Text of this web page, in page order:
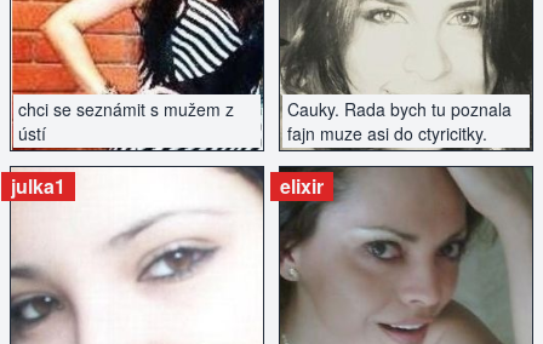
chci se seznámit s mužem z
ústí
Cauky. Rada bych tu poznala
fajn muze asi do ctyricitky.
julka1
ZOBRAZIT INZERÁT
elixir
ZOBRAZIT INZERÁT